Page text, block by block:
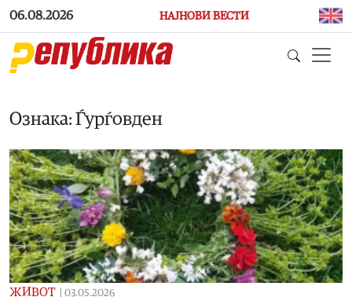
Skip to main content
06.08.2026 НАЈНОВИ ВЕСТИ
Ознака: Ѓурѓовден
ЖИВОТ 03.05.2026